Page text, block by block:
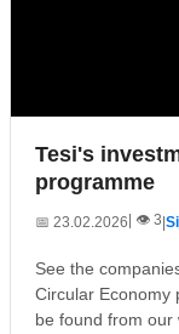
Tesi's
programme
📅 23.02.2026 | 👁️ 3|
See the
Circular Economy
be found from our